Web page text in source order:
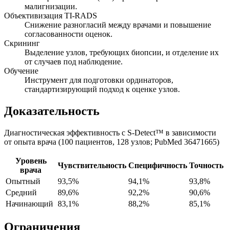
малигнизации.
Объективизация TI-RADS
Снижение разногласий между врачами и повышение
согласованности оценок.
Скрининг
Выделение узлов, требующих биопсии, и отделение их
от случаев под наблюдение.
Обучение
Инструмент для подготовки ординаторов,
стандартизирующий подход к оценке узлов.
Доказательность
Диагностическая эффективность с S-Detect™ в зависимости
от опыта врача (100 пациентов, 128 узлов; PubMed 36471665)
Уровень
врача
Чувствительность Специфичность Точность
Опытный
93,5% 94,1%
93,8%
Средний
89,6% 92,2%
90,6%
Начинающий 83,1% 88,2% 85,1%
Ограничения